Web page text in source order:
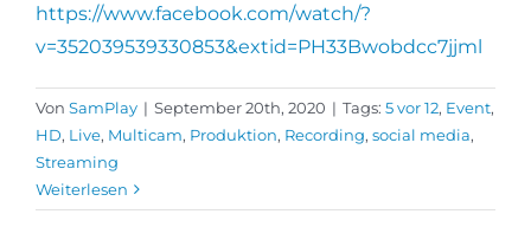
https://www.facebook.com/watch/?
v=352039539330853&extid=PH33Bwobdcc7jjml
Von SamPlay | September 20th, 2020 | Tags: 5 vor 12, Event,
HD, Live, Multicam, Produktion, Recording, social media,
Streaming
Weiterlesen